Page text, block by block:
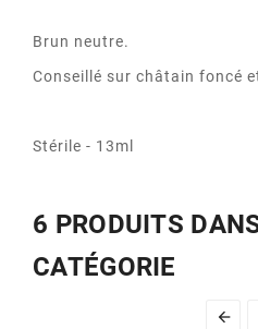
Brun neutre.
Conseillé sur châtain foncé
Stérile - 13ml
6 PRODUITS
CATÉGORIE
